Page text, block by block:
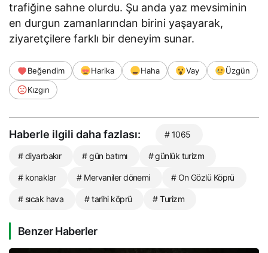
trafiğine sahne olurdu. Şu anda yaz mevsiminin
en durgun zamanlarından birini yaşayarak,
ziyaretçilere farklı bir deneyim sunar.
Beğendim Harika Haha Vay
Üzgün
Kızgın
Haberle ilgili daha fazlası: # 1065
# diyarbakır # gün batımı # günlük turizm
# konaklar # Mervaniler dönemi # On Gözlü Köprü
# sıcak hava # tarihi köprü # Turizm
Benzer Haberler